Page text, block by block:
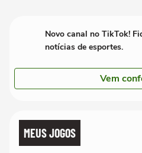
Novo canal no TikTok!
notícias de esportes.
Vem
MEUS JOGOS